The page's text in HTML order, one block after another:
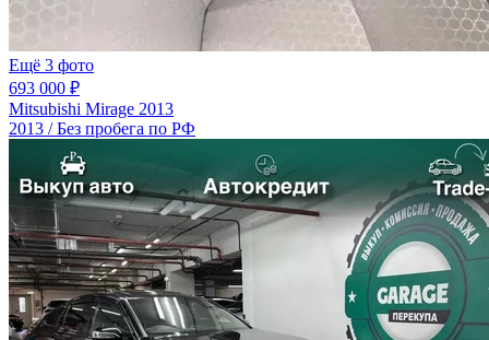
Ещё 3 фото
693 000 ₽
Mitsubishi Mirage 2013
2013 / Без пробега по РФ